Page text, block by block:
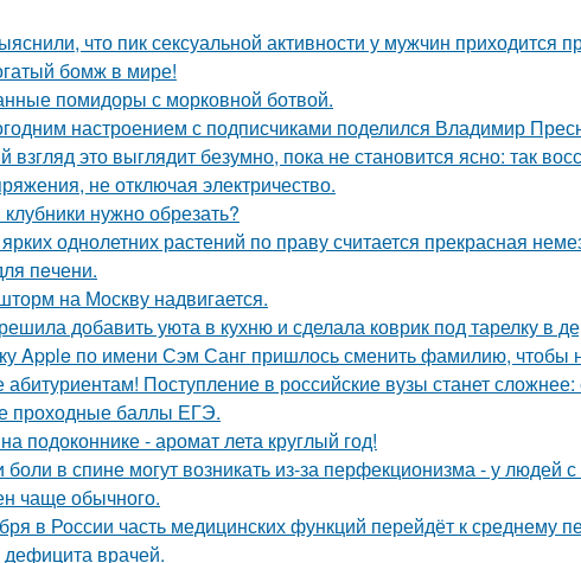
что пик сексуальной активности у мужчин приходится
бомж в мире!
помидоры с морковной ботвой.
настроением с подписчиками поделился Владимир
взгляд это выглядит безумно, пока не становится ясно: так
не отключая электричество.
нужно обрезать?
однолетних растений по праву считается прекрасная
пeчени.
на Москву надвигается.
добавить уюта в кухню и сделала коврик под тарелку в
Apple по имени Сэм Санг пришлось сменить фамилию, чтобы
Поступление в российские вузы станет сложнее:
проходные баллы ЕГЭ.
подоконнике - аромат лета круглый год!
боли в спине могут возникать из-за перфекционизма - у людей
чаще обычного.
в России часть медицинских функций перейдёт к среднему
дефицита врачей.